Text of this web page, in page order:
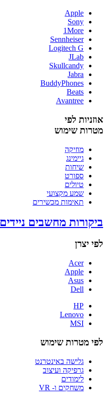
Apple
Sony
1More
Sennheiser
Logitech G
JLab
Skullcandy
Jabra
BuddyPhones
Beats
Avantree
אוזניות לפי
מטרות שימוש
מוזיקה
גיימינג
שיחות
ספורט
טיולים
שמע מקצועי
תאימות מכשירים
ביקורות מחשבים ניידים
לפי יצרן
Acer
Apple
Asus
Dell
HP
Lenovo
MSI
לפי מטרות שימוש
גלישה באינטרנט
גרפיקה ועיצוב
לימודים
משחקים ו- VR